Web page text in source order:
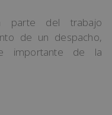
parte del trabajo
de un despacho,
importante de la